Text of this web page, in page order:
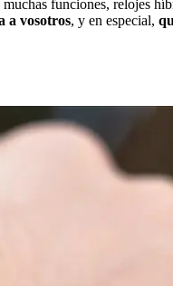
funciones, relojes
a vosotros, y en especial,